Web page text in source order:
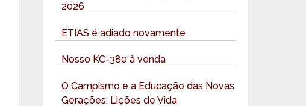
2026
ETIAS é adiado novamente
Nosso KC-380 à venda
O Campismo e a Educação das Novas
Gerações: Lições de Vida